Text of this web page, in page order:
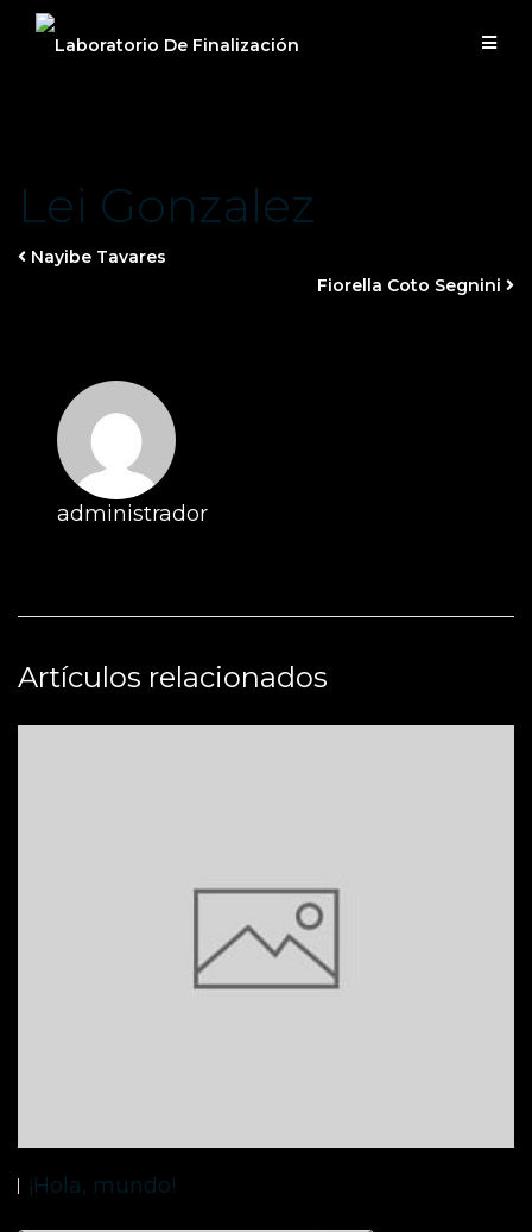
Saltar
Lei Gonzalez
Nayibe Tavares
Fiorella Coto Segnini
administrador
Artículos relacionados
¡Hola, mundo!